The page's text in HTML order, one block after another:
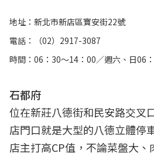
地址：新北市新店區寶安街22號
電話：（02）2917-3087
時間：06：30～14：00／週六、日06
石都府
位在新莊八德街和民安路交叉
店門口就是大型的八德立體停
店主打高CP值，不論菜盤大、